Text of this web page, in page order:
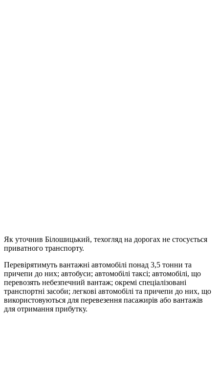
Як уточнив Білошицький, техогляд на дорогах не стосується
приватного транспорту.
Перевірятимуть вантажні автомобілі понад 3,5 тонни та
причепи до них; автобуси; автомобілі таксі; автомобілі, що
перевозять небезпечний вантаж; окремі спеціалізовані
транспортні засоби; легкові автомобілі та причепи до них, що
використовуються для перевезення пасажирів або вантажів
для отримання прибутку.